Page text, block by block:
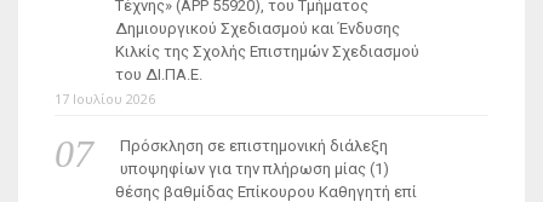
Τέχνης» (ΑΡΡ 55920), του Τμήματος
Δημιουργικού Σχεδιασμού και Ένδυσης
Κιλκίς της Σχολής Επιστημών Σχεδιασμού
του ΔΙ.ΠΑ.Ε.
17 Ιουλίου 2026
Πρόσκληση σε επιστημονική διάλεξη
υποψηφίων για την πλήρωση μίας (1)
θέσης βαθμίδας Επίκουρου Καθηγητή επί